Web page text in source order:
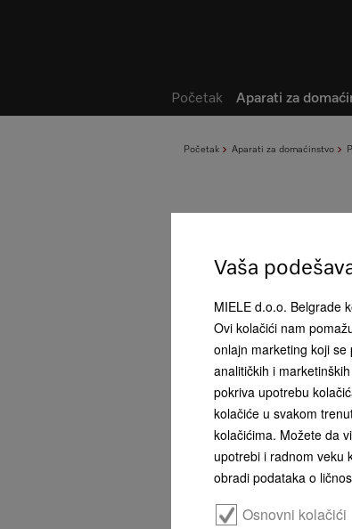
Početak Aparati za domaćinstvo
Početak Aparati za
Vaša
MIELE d.o.o. Belgrade
Ovi kolačići nam
onlajn marketing koji se
analitičkih i
pokriva upotrebu
kolačiće u svakom
kolačićima. Možete da
upotrebi i radnom veku
obradi podataka o
Osnovni kolačići